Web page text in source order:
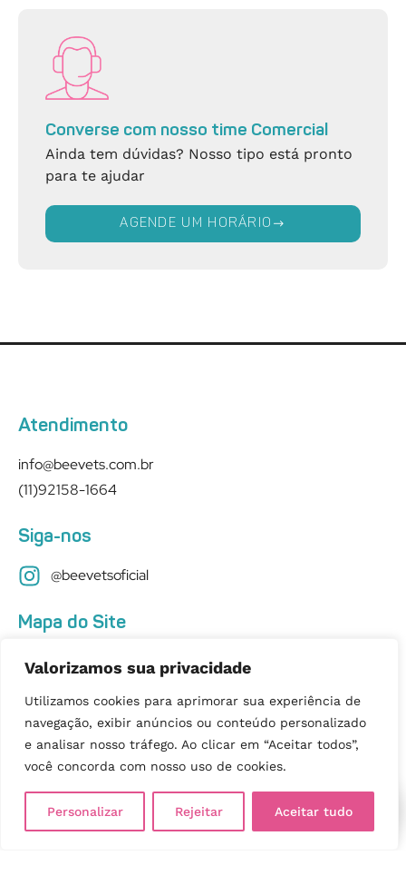
Valorizamos sua privacidade
Utilizamos cookies para aprimorar sua experiência de
navegação, exibir anúncios ou conteúdo personalizado
e analisar nosso tráfego. Ao clicar em “Aceitar todos”,
você concorda com nosso uso de cookies.
Personalizar Rejeitar Aceitar tudo
Converse com nosso time Comercial
Ainda tem dúvidas? Nosso tipo está pronto
para te ajudar
AGENDE UM HORÁRIO
Atendimento
info@beevets.com.br
(11)92158-1664
Siga-nos
@beevetsoficial
Mapa do Site
Quem Somos
© 2025 BeeVets. Todos os Direitos Reservados.
Desenvolvido porc3digital Marketing Digital
WhatsApp